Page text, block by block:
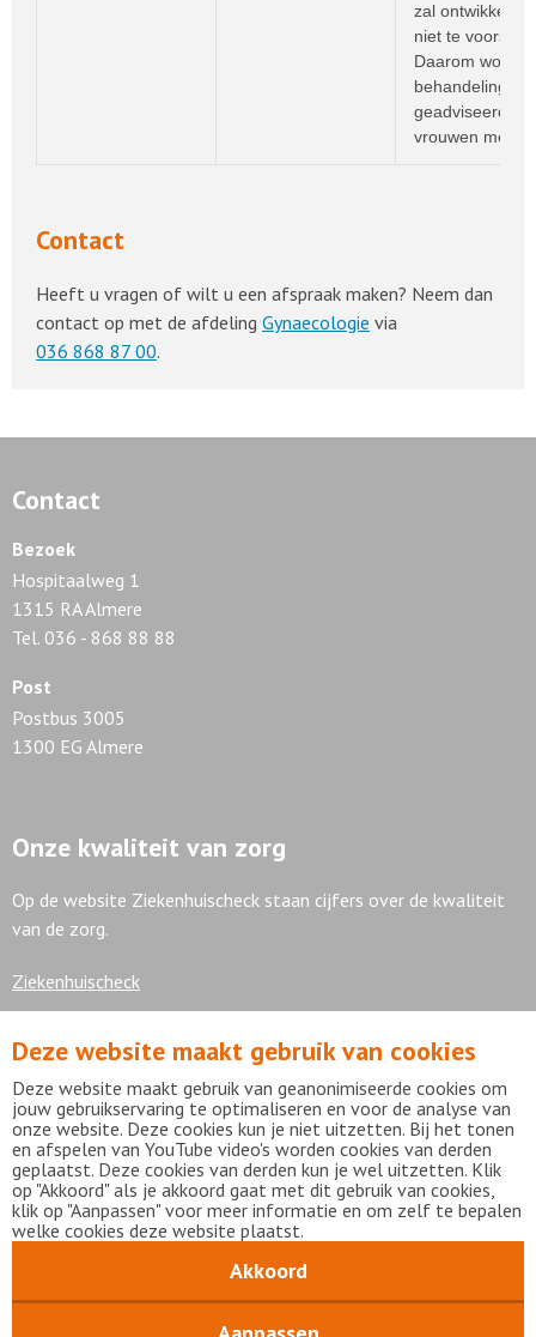
zal
niet te
Daarom wordt
behandeling
geadviseerd
vrouwen met
Contact
Heeft u vragen of wilt u een afspraak maken? Neem dan
contact op met de afdeling Gynaecologie via
036 868 87 00.
Contact
Bezoek
Hospitaalweg 1
1315 RA Almere
Tel. 036 - 868 88 88
Post
Postbus 3005
1300 EG Almere
Onze kwaliteit van zorg
Op de website Ziekenhuischeck staan cijfers over de kwaliteit
van de zorg.
Ziekenhuischeck
7,9
Bekijk alle waarderingen
DisclaimerPrivacy statementmijnFlevoziekenhuis
Copyright Flevoziekenhuis 2026
Deze website maakt gebruik van cookies
Deze website maakt gebruik van geanonimiseerde cookies om
jouw gebruikservaring te optimaliseren en voor de analyse van
onze website. Deze cookies kun je niet uitzetten. Bij het tonen
en afspelen van YouTube video's worden cookies van derden
geplaatst. Deze cookies van derden kun je wel uitzetten. Klik
op "Akkoord" als je akkoord gaat met dit gebruik van cookies,
klik op "Aanpassen" voor meer informatie en om zelf te bepalen
welke cookies deze website plaatst.
Akkoord